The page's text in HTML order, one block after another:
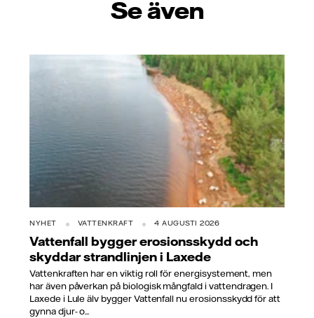
Se även
NYHET VATTENKRAFT 4 AUGUSTI 2026
Vattenfall bygger erosionsskydd och
skyddar strandlinjen i Laxede
Vattenkraften har en viktig roll för energisystement, men
har även påverkan på biologisk mångfald i vattendragen. I
Laxede i Lule älv bygger Vattenfall nu erosionsskydd för att
gynna djur- o...